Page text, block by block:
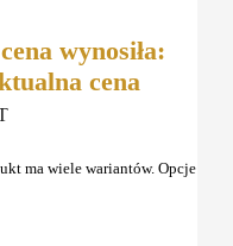
wynosiła:
cena
ma wiele wariantów. Opcje